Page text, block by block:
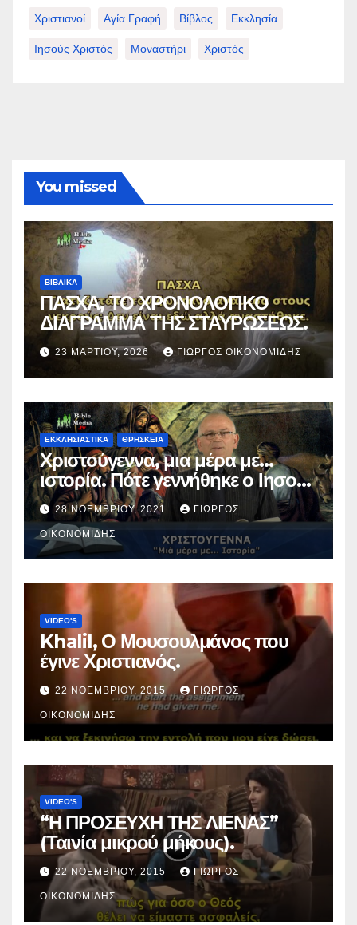
Χριστιανοί Αγία Γραφή Βίβλος Εκκλησία
Ιησούς Χριστός Μοναστήρι Χριστός
You missed
ΒΙΒΛΙΚΑ
ΠΑΣΧΑ, ΤΟ ΧΡΟΝΟΛΟΓΙΚΟ
ΔΙΑΓΡΑΜΜΑ ΤΗΣ ΣΤΑΥΡΩΣΕΩΣ.
23 ΜΑΡΤΊΟΥ, 2026 ΓΙΏΡΓΟΣ ΟΙΚΟΝΟΜΊΔΗΣ
ΕΚΚΛΗΣΙΑΣΤΙΚΑ ΘΡΗΣΚΕΙΑ
Χριστούγεννα, μια μέρα με…
ιστορία. Πότε γεννήθηκε ο Ιησούς
Χριστός; (Βίντεο).
28 ΝΟΕΜΒΡΊΟΥ, 2021 ΓΙΏΡΓΟΣ
ΟΙΚΟΝΟΜΊΔΗΣ
VIDEO'S
Khalil, Ο Μουσουλμάνος που
έγινε Χριστιανός.
22 ΝΟΕΜΒΡΊΟΥ, 2015 ΓΙΏΡΓΟΣ
ΟΙΚΟΝΟΜΊΔΗΣ
VIDEO'S
“Η ΠΡΟΣΕΥΧΗ ΤΗΣ ΛΙΕΝΑΣ”
(Ταινία μικρού μήκους).
22 ΝΟΕΜΒΡΊΟΥ, 2015 ΓΙΏΡΓΟΣ
ΟΙΚΟΝΟΜΊΔΗΣ